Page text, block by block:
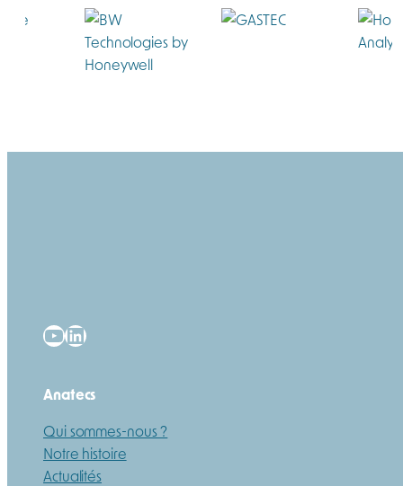
YouTube
LinkedIn
Anatecs
Qui sommes-nous ?
Notre histoire
Actualités